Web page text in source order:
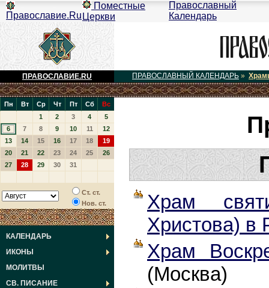
Православие.Ru
Поместные
Церкви
Православный
Календарь
ПРАВОСЛАВИЕ.RU ПРАВОСЛАВНЫЙ КАЛЕНДАРЬ »
Пн Вт Ср Чт Пт Сб
Вс
1
2 3 4
5
6
7 8 9 10 11
12
13
14 15 16 17 18
19
20
21 22 23 24 25
26
27
28 29 30 31
Ст. ст.
Нов. ст.
КАЛЕНДАРЬ
ИКОНЫ
МОЛИТВЫ
СВ. ПИСАНИЕ
Храм
Христова) в
Храм
(Москва)